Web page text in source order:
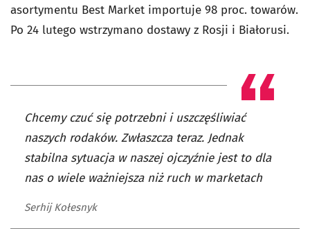
asortymentu Best Market importuje 98 proc. towarów.
Po 24 lutego wstrzymano dostawy z Rosji i Białorusi.
Chcemy czuć się potrzebni i uszczęśliwiać
naszych rodaków. Zwłaszcza teraz. Jednak
stabilna sytuacja w naszej ojczyźnie jest to dla
nas o wiele ważniejsza niż ruch w marketach
Serhij Kołesnyk